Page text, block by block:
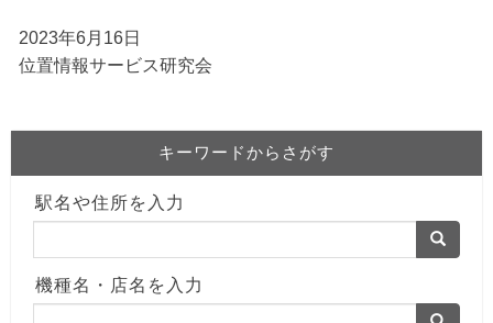
2023年6月16日
位置情報サービス研究会
キーワードからさがす
駅名や住所を入力
機種名・店名を入力